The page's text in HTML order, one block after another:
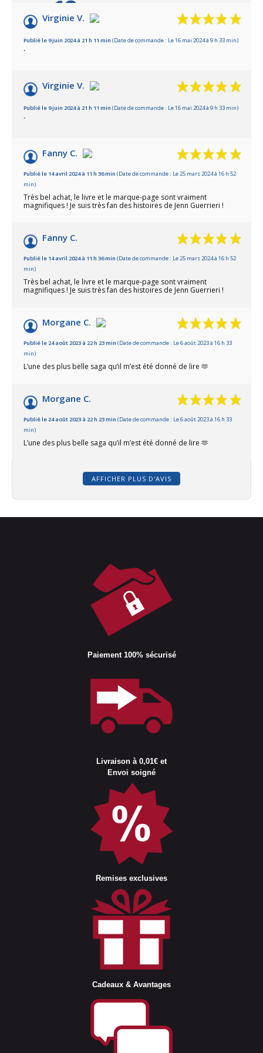
10/10
Basé sur 19 avis
Virginie V.
Publié le 9 juin 2024 à 21 h 11 min (Date de commande : Le 16 mai 2024 à 9 h 33 min)
´
Virginie V.
Publié le 9 juin 2024 à 21 h 11 min (Date de commande : Le 16 mai 2024 à 9 h 33 min)
´
Fanny C.
Publié le 14 avril 2024 à 11 h 36 min (Date de commande : Le 25 mars 2024 à 16 h 52
min)
Très bel achat, le livre et le marque-page sont vraiment
magnifiques ! Je suis très fan des histoires de Jenn Guerrieri !
Fanny C.
Publié le 14 avril 2024 à 11 h 36 min (Date de commande : Le 25 mars 2024 à 16 h 52
min)
Très bel achat, le livre et le marque-page sont vraiment
magnifiques ! Je suis très fan des histoires de Jenn Guerrieri !
Morgane C.
Publié le 24 août 2023 à 22 h 23 min (Date de commande : Le 6 août 2023 à 16 h 33
min)
L’une des plus belle saga qu’il m’est été donné de lire 🫶
Morgane C.
Publié le 24 août 2023 à 22 h 23 min (Date de commande : Le 6 août 2023 à 16 h 33
min)
L’une des plus belle saga qu’il m’est été donné de lire 🫶
AFFICHER PLUS D'AVIS
Paiement 100% sécurisé
Livraison à 0,01€ et
Envoi soigné
Remises exclusives
Cadeaux & Avantages